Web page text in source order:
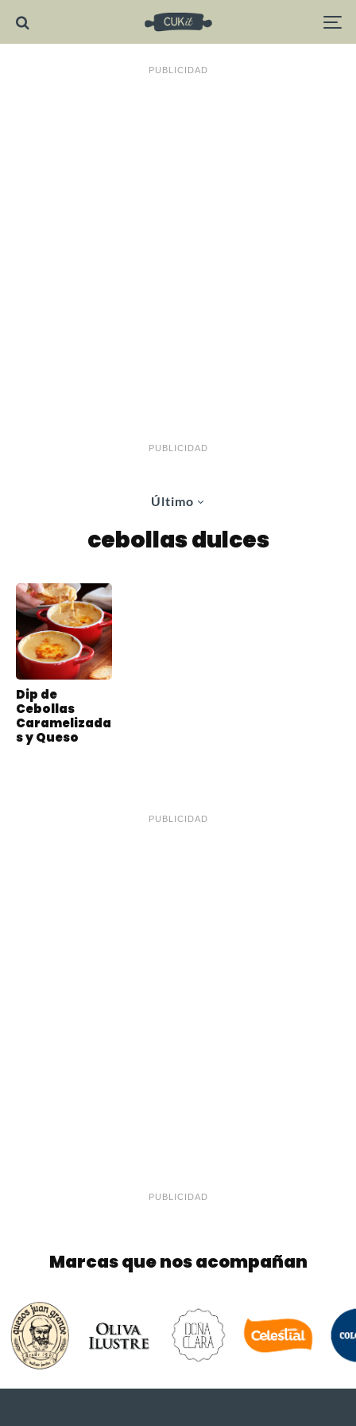
PUBLICIDAD
PUBLICIDAD
Último
cebollas dulces
Dip de
Cebollas
Caramelizada
s y Queso
PUBLICIDAD
PUBLICIDAD
Marcas que nos acompañan